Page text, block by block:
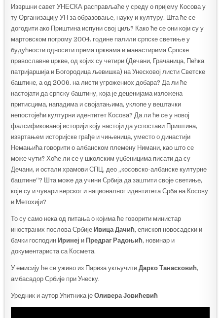
Извршни савет УНЕСКА расправљаће у среду о пријему Косова у
ту Организацију УН за образовање, науку и културу. Шта ће се
догодити ако Приштина испуни свој циљ? Како ће се они који су у
мартовском погрому 2004. године палили српске светиње у
будућности односити према црквама и манастирима Српске
православне цркве, од којих су четири (Дечани, Грачаница, Пећка
патријаршија и Богородица љевишка) на Унесковој листи Светске
баштине, а од 2006. на листи угрожениох добара? Да ли ће
настојати да српску баштину, која је деценијама изложена
притисцима, нападима и својатањима, уклопе у вештачки
непостојећи културни идентитет Косова? Да ли ће се у новој
фалсификованој историји коју настоји да успостави Приштина,
извртањем историјске грађе и чињеница, уместо о династији
Немањића говорити о албанском племену Нимани, као што се
може чути? Хоће ли се у школским уџбеницима писати да су
Дечани, и остали храмови СПЦ, део „косовско-албанске културне
баштине“? Шта може да учини Србија да заштити своје светиње,
које су и чувари верског и националног идентитета Срба на Косову
и Метохији?
То су само нека од питања о којима ће говорити министар
иностраних послова Србије Ивица Дачић, епископ новосадски и
бачки господин Иринеј и Предраг Радоњић, новинар и
документариста са Космета.
У емисију ће се уживо из Париза укључитиДарко Танасковић,
амбасадор Србије при Унеску.
Уредник и аутор Упитника јеОливера Јовићевић